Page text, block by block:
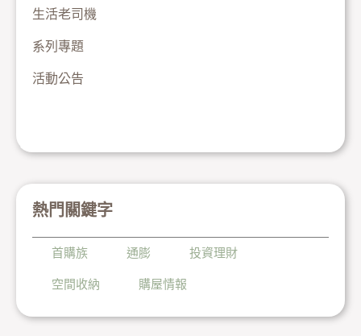
生活老司機
系列專題
活動公告
熱門關鍵字
首購族 通膨 投資理財
空間收納 購屋情報